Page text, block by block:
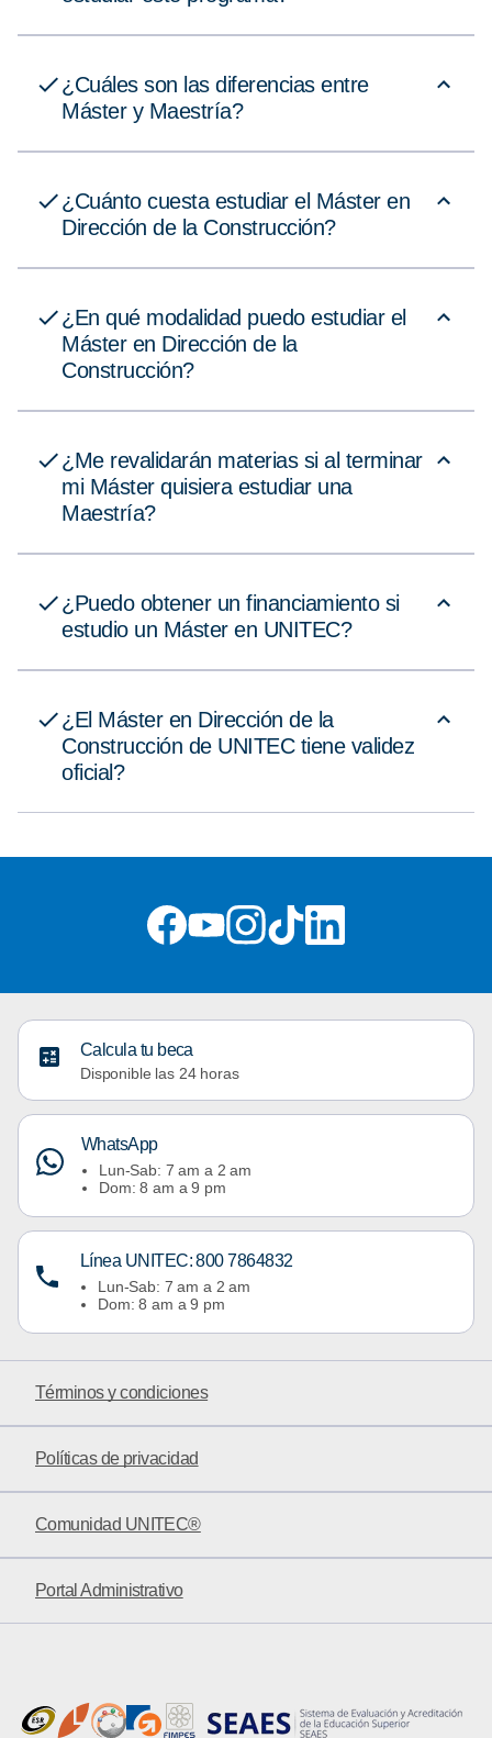
¿Cuáles son las diferencias entre
Máster y Maestría?
¿Cuánto cuesta estudiar el Máster en
Dirección de la Construcción?
¿En qué modalidad puedo estudiar el
Máster en Dirección de la
Construcción?
¿Me revalidarán materias si al terminar
mi Máster quisiera estudiar una
Maestría?
¿Puedo obtener un financiamiento si
estudio un Máster en UNITEC?
¿El Máster en Dirección de la
Construcción de UNITEC tiene validez
oficial?
Calcula tu beca
Disponible las 24 horas
WhatsApp
Lun-Sab: 7 am a 2 am
Dom: 8 am a 9 pm
Línea UNITEC: 800 7864832
Lun-Sab: 7 am a 2 am
Dom: 8 am a 9 pm
Términos y condiciones
Políticas de privacidad
Comunidad UNITEC®
Portal Administrativo